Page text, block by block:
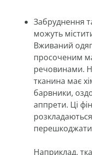
Забруднення
можуть
Вживаний
просоченим
речовинами.
тканина має
барвники,
аппрети. Ці
Наприклад,